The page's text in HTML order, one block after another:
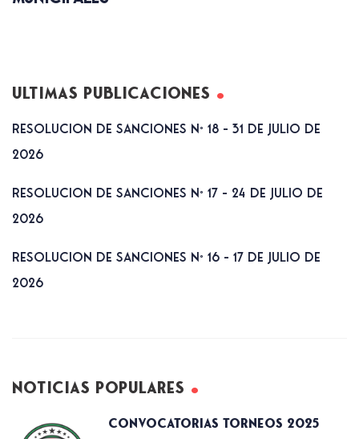
Ultimas publicaciones
RESOLUCION DE SANCIONES N° 18 – 31 DE JULIO DE
2026
RESOLUCION DE SANCIONES N° 17 – 24 DE JULIO DE
2026
RESOLUCION DE SANCIONES N° 16 – 17 DE JULIO DE
2026
Noticias populares
Convocatorias torneos 2025